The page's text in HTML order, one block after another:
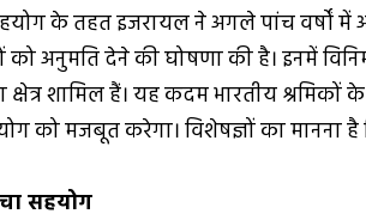
के तहत इजरायल ने अगले पांच वर्षों में
को अनुमति देने की घोषणा की है। इनमें
क्षेत्र शामिल हैं। यह कदम भारतीय
को मजबूत करेगा। विशेषज्ञों का मानना
सहयोग